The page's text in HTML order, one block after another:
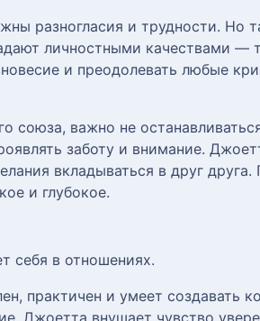
разногласия и трудности. Но
личностными качествами —
и преодолевать любые
союза, важно не
заботу и внимание.
вкладываться в друг
и глубокое.
себя в отношениях.
практичен и умеет создавать